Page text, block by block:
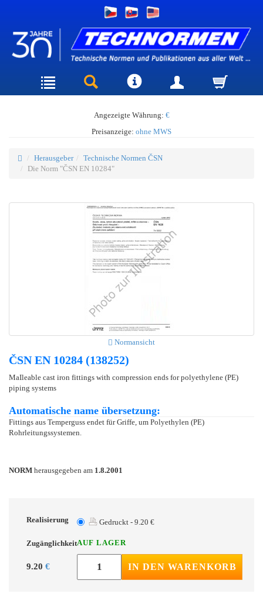
Angezeigte Währung: €
Preisanzeige: ohne MWS
Herausgeber
Technische Normen ČSN
Die Norm "ČSN EN 10284"
Normansicht
ČSN EN 10284 (138252)
MaIleable cast iron fittings with compression ends for polyethylene (PE)
piping systems
Automatische name übersetzung:
Fittings aus Temperguss endet für Griffe, um Polyethylen (PE)
Rohrleitungssystemen.
NORM herausgegeben am 1.8.2001
Realisierung Gedruckt - 9.20 €
ZugänglichkeitAUF LAGER
9.20 € IN DEN WARENKORB